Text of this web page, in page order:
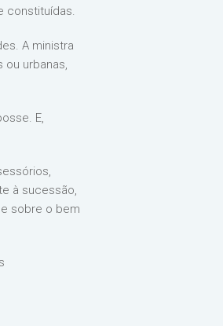
constituídas.
A ministra
urbanas,
E,
à sucessão,
sobre o bem